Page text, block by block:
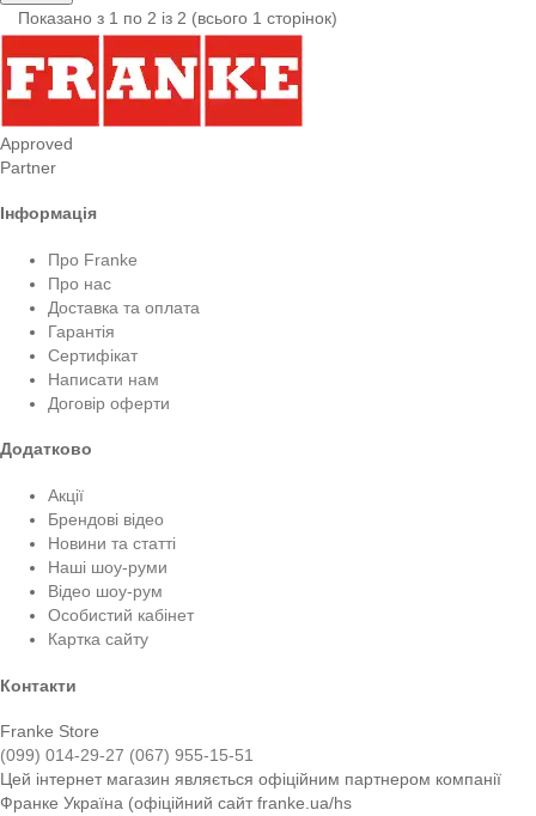
Показано з 1 по 2 із 2 (всього 1 сторінок)
Approved
Partner
Інформація
Про Franke
Про нас
Доставка та оплата
Гарантія
Сертифікат
Написати нам
Договір оферти
Додатково
Акції
Брендові відео
Новини та статті
Наші шоу-руми
Відео шоу-рум
Особистий кабінет
Картка сайту
Контакти
Franke Store
(099) 014-29-27 (067) 955-15-51
Цей інтернет магазин являється офіційним партнером компанії
Франке Україна (офіційний сайт franke.ua/hs